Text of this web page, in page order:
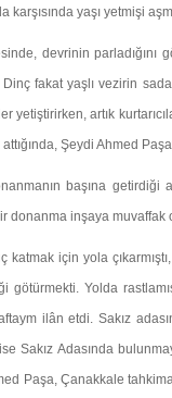
yaşı yetmişi
devrinin
fakat yaşlı vezirin
yetiştirirken, artık
Şeydi Ahmed
başına getirdiği
donanma inşaya
için yola
götür­mekti. Yolda
ilân etdi. Sakız
Sakız Adasında
Paşa, Çanakkale